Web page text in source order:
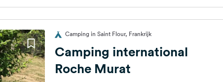
Camping in Saint Flour, Frankrijk
Camping international
Roche Murat